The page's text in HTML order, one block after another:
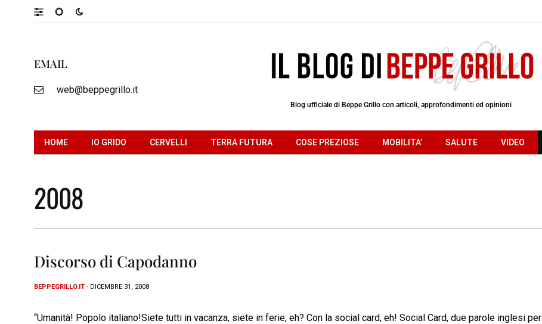
EMAIL
web@beppegrillo.it
Blog ufficiale di Beppe Grillo con articoli, approfondimenti ed opinioni
HOME IO GRIDO CERVELLI TERRA FUTURA COSE PREZIOSE MOBILITA’ SALUTE VIDEO
2008
Discorso di Capodanno
BEPPEGRILLO.IT - DICEMBRE 31, 2008
“Umanità! Popolo italiano!Siete tutti in vacanza, siete in ferie, eh? Con la social card, eh! Social Card, due parole inglesi per